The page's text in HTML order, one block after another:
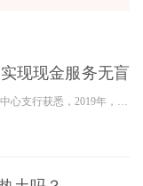
现现金服务无盲
黄河新闻网快讯(杨)近日，我从中国人民银行太原市中心支行获悉，2019年，山西将不断提高现金服务水平，打造良好的现金流通生态系统。 确保辖区内的现金供应 中国人民银行太原中